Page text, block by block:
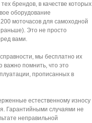
брендов, в качестве которых
оборудование
моточасов для самоходной
раньше). Это не просто
вами.
мы бесплатно их
помнить, что это
прописанных в
естественному износу
Гарантийными случаями не
неправильной